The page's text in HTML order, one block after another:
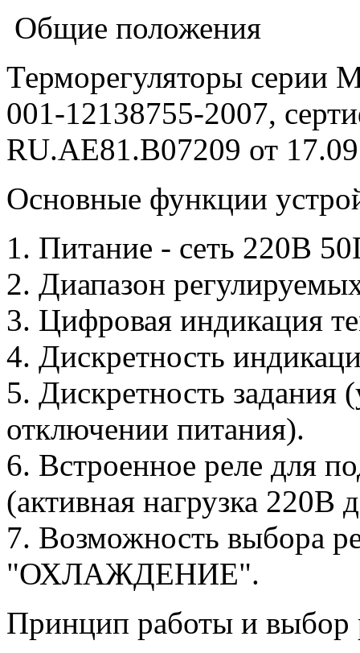
Общие положения
Терморегуляторы серии
001-12138755-2007,
RU.AE81.B07209 от
Основные функции
1. Питание - сеть 220В
2. Диапазон
3. Цифровая индикация
4. Дискретность
5. Дискретность задания
отключении питания).
6. Встроенное реле для
(активная нагрузка 220В
7. Возможность выбора
"ОХЛАЖДЕНИЕ".
Принцип работы и